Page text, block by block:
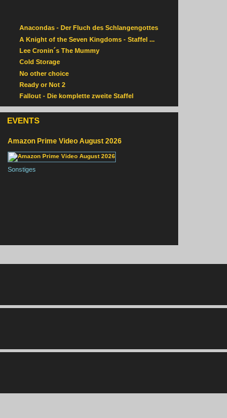
Anacondas - Der Fluch des Schlangengottes
A Knight of the Seven Kingdoms - Staffel ...
Lee Cronin´s The Mummy
Cold Storage
No other choice
Ready or Not 2
Fallout - Die komplette zweite Staffel
EVENTS
Amazon Prime Video August 2026
Sonstiges